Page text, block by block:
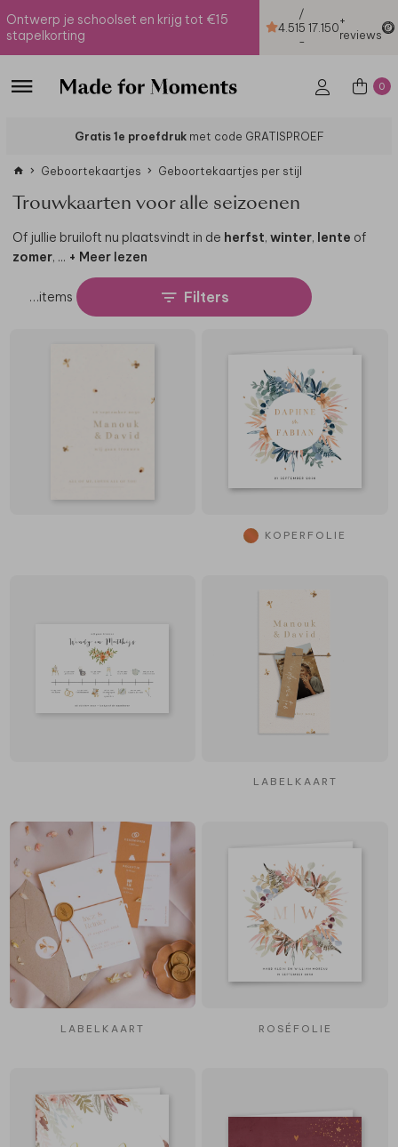
Ontwerp je schoolset en krijg tot €15
stapelkorting
4.51
/
5
-
17.150+
reviews
0
Gratis 1e proefdrukmet code GRATISPROEF
Geboortekaartjes Geboortekaartjes per stijl
Trouwkaarten voor alle seizoenen
Of jullie bruiloft nu plaatsvindt in de herfst, winter, lente of
zomer, ... + Meer lezen
…items Filters
KOPERFOLIE
LABELKAART
LABELKAART ROSÉFOLIE